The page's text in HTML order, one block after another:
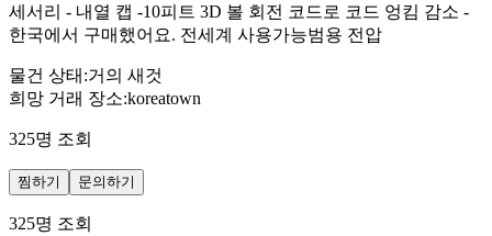
세서리 - 내열 캡 -10피트 3D 볼 회전 코드로 코드 엉킴 감소 -
한국에서 구매했어요. 전세계 사용가능범용 전압
물건 상태 :거의 새것
희망 거래 장소:koreatown
325명 조회
찜하기 문의하기
325명 조회